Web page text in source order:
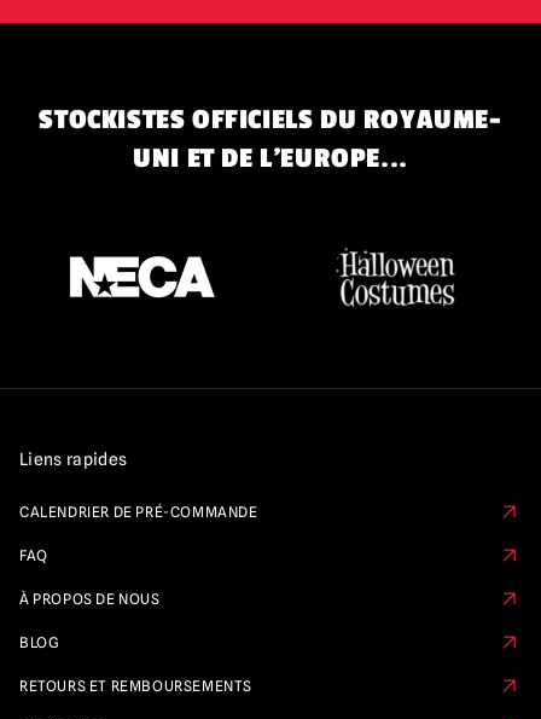
STOCKISTES OFFICIELS DU ROYAUME-
UNI ET DE L'EUROPE...
Liens rapides
CALENDRIER DE PRÉ-COMMANDE
FAQ
À PROPOS DE NOUS
BLOG
RETOURS ET REMBOURSEMENTS